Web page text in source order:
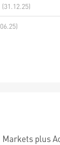
(31.12.25)
Markets plus